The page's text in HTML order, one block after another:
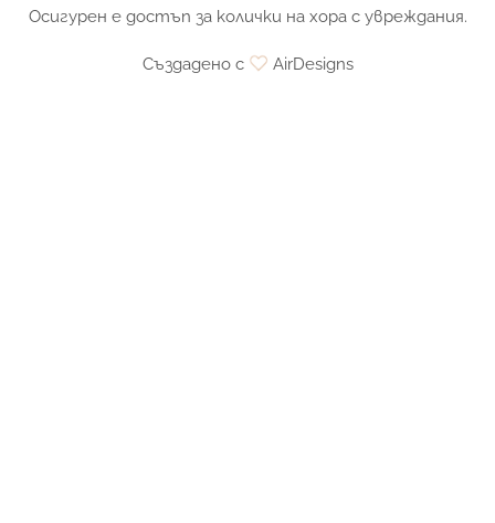
Осигурен е достъп за колички на хора с увреждания.
Създадено с AirDesigns